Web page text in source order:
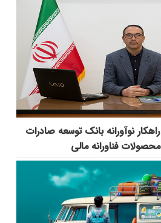
نوآورانه بانک توسعه صادرات
محصولات فناورانه مالی